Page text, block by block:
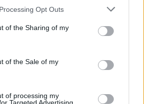
Opt Outs
of the Sharing of my
of the Sale of my
of processing my
s.r.o. • montážní dělník • mzda 44.700
2.000 Kč (Jihlava, okres Jihlava)